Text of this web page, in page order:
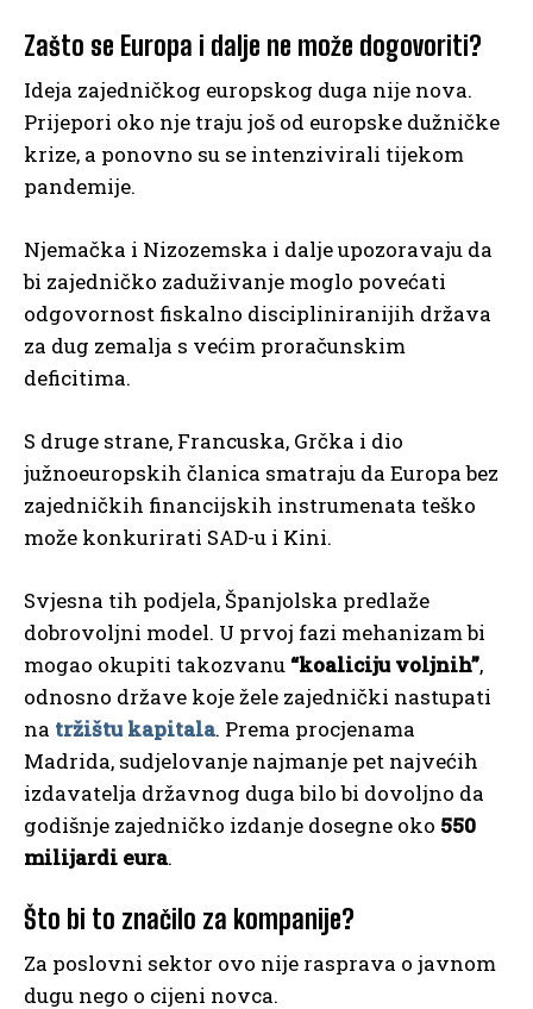
Zašto se Europa i dalje ne može dogovoriti?
Ideja zajedničkog europskog duga nije nova.
Prijepori oko nje traju još od europske dužničke
krize, a ponovno su se intenzivirali tijekom
pandemije.
Njemačka i Nizozemska i dalje upozoravaju da
bi zajedničko zaduživanje moglo povećati
odgovornost fiskalno discipliniranijih država
za dug zemalja s većim proračunskim
deficitima.
S druge strane, Francuska, Grčka i dio
južnoeuropskih članica smatraju da Europa bez
zajedničkih financijskih instrumenata teško
može konkurirati SAD-u i Kini.
Svjesna tih podjela, Španjolska predlaže
dobrovoljni model. U prvoj fazi mehanizam bi
mogao okupiti takozvanu “koaliciju voljnih”,
odnosno države koje žele zajednički nastupati
na tržištu kapitala. Prema procjenama
Madrida, sudjelovanje najmanje pet najvećih
izdavatelja državnog duga bilo bi dovoljno da
godišnje zajedničko izdanje dosegne oko 550
milijardi eura.
Što bi to značilo za kompanije?
Za poslovni sektor ovo nije rasprava o javnom
dugu nego o cijeni novca.